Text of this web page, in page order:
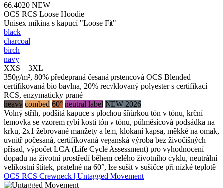
66.4020 NEW
OCS RCS Loose Hoodie
Unisex mikina s kapucí "Loose Fit"
black
charcoal
birch
navy
XXS – 3XL
350g/m², 80% předepraná česaná prstencová OCS Blended
certifikovaná bio bavlna, 20% recyklovaný polyester s certifikací
RCS, enzymaticky prané
heavy combed 60° neutral label NEW 2026
Volný střih, podšitá kapuce s plochou šňůrkou tón v tónu, krční
lemovka se vzorem rybí kosti tón v tónu, půlměsícová podsádka na
krku, 2x1 žebrované manžety a lem, klokaní kapsa, měkké na omak,
uvnitř počesaná, certifikovaná veganská výroba bez živočišných
přísad, výpočet LCA (Life Cycle Assessment) pro vyhodnocení
dopadu na životní prostředí během celého životního cyklu, neutrální
velikostní štítek, pratelné na 60°, lze sušit v sušičce při nízké teplotě
OCS RCS Crewneck | Untagged Movement